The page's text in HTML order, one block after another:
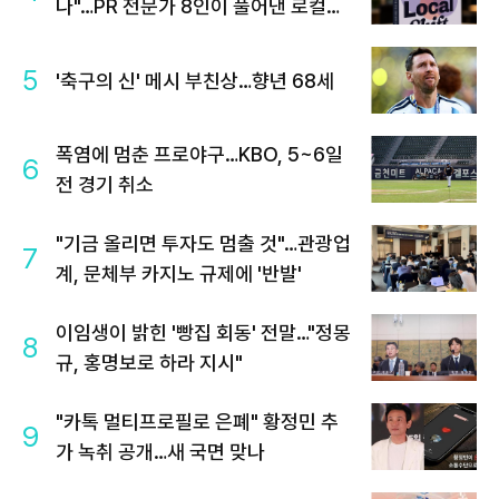
나"…PR 전문가 8인이 풀어낸 로컬의
5 '축구의 신' 메시 부친상…향년 68세
6
폭염에 멈춘 프로야구…KBO, 5~6일
전 경기 취소
7
"기금 올리면 투자도 멈출 것"…관광업
계, 문체부 카지노 규제에 '반발'
8
이임생이 밝힌 '빵집 회동' 전말…"정몽
규, 홍명보로 하라 지시"
9
"카톡 멀티프로필로 은폐" 황정민 추
가 녹취 공개…새 국면 맞나